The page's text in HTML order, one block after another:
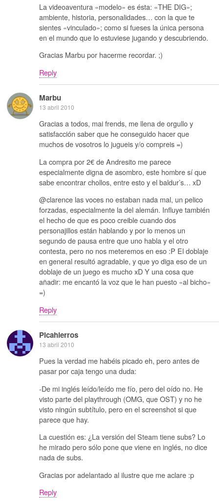
La videoaventura «modelo» es ésta: «THE DIG»;
ambiente, historia, personalidades… con la que te
sientes «vinculado»; como si fueses la única persona
en el mundo que lo estuviese jugando y descubriendo.
Gracias Marbu por hacerme recordar. ;)
Reply
Marbu
13 abril 2010
Gracias a todos, mai frends, me llena de orgullo y
satisfacción saber que he conseguido hacer que
muchos de vosotros lo jugueis y/o compreis =)
La compra por 2€ de Andresito me parece
especialmente digna de asombro, este hombre sí que
sabe encontrar chollos, entre esto y el baldur’s… xD
@clarence las voces no estaban nada mal, un pelico
forzadas, especialmente la del alemán. Influye también
el hecho de que es poco creible cuando dos
personajillos están hablando y por lo menos un
segundo de pausa entre que uno habla y el otro
contesta, pero no nos meteremos en eso :P El doblaje
en general resultó agradable, y que yo diga eso de un
doblaje de un juego es mucho xD Y una cosa que
añadir: me encantó la voz que le han puesto «al bicho»
=)
Reply
Picahierros
13 abril 2010
Pues la verdad me habéis picado eh, pero antes de
pasar por caja tengo una duda:
-De mi inglés leído/leído me fío, pero del oído no. He
visto parte del playthrough (OMG, que OST) y no he
visto ningún subtítulo, pero en el screenshot si que
parece que hay.
La cuestión es: ¿La versión del Steam tiene subs? Lo
he mirado pero sólo pone que viene en inglés, no dice
nada de subs.
Gracias por adelantado al ilustre que me aclare :p
Reply